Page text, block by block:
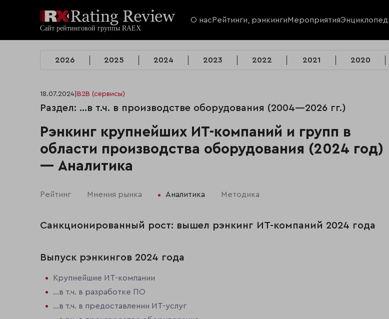
О нас Рейтинги, рэнкингиМероприятия
2026 2025 2024 2023 2022 2021 2020
18.07.2024 B2B (сервисы)
Раздел: …в т.ч. в производстве оборудования (2004—2026 гг.)
Рэнкинг крупнейших ИТ-компаний и групп в
области производства оборудования (2024 год)
— Аналитика
Рейтинг Мнения рынка Аналитика Методика
Санкционированный рост: вышел рэнкинг ИТ-компаний 2024 года
Выпуск рэнкингов 2024 года
Крупнейшие ИТ-компании
…в т.ч. в разработке ПО
…в т.ч. в предоставлении ИТ-услуг